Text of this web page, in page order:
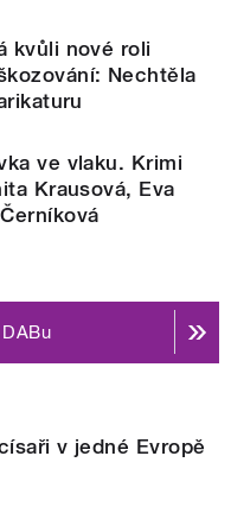
kvůli nové roli
Nechtěla
ve vlaku. Krimi
Krausová, Eva
v jedné Evropě